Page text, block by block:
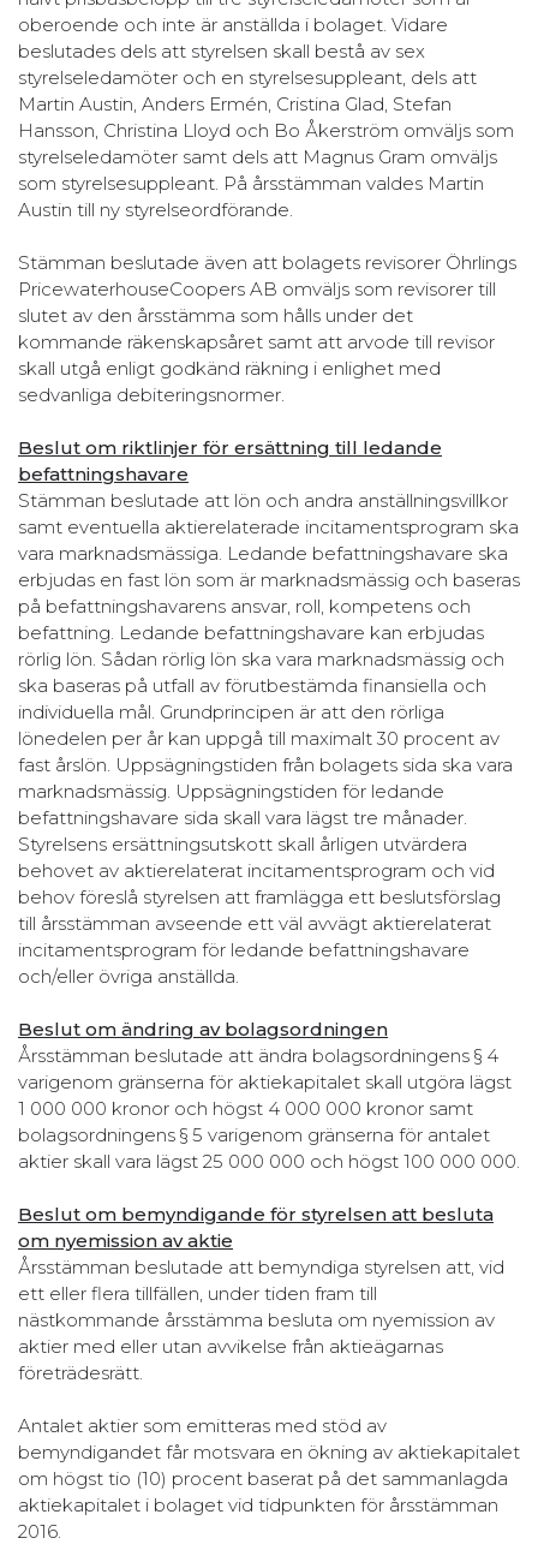
oberoende och inte är anställda i bolaget. Vidare
beslutades dels att styrelsen skall bestå av sex
styrelseledamöter och en styrelsesuppleant, dels att
Martin Austin, Anders Ermén, Cristina Glad, Stefan
Hansson, Christina Lloyd och Bo Åkerström omväljs som
styrelseledamöter samt dels att Magnus Gram omväljs
som styrelsesuppleant. På årsstämman valdes Martin
Austin till ny styrelseordförande.
Stämman beslutade även att bolagets revisorer Öhrlings
PricewaterhouseCoopers AB omväljs som revisorer till
slutet av den årsstämma som hålls under det
kommande räkenskapsåret samt att arvode till revisor
skall utgå enligt godkänd räkning i enlighet med
sedvanliga debiteringsnormer.
Beslut om riktlinjer för ersättning till ledande
befattningshavare
Stämman beslutade att lön och andra anställningsvillkor
samt eventuella aktierelaterade incitamentsprogram ska
vara marknadsmässiga. Ledande befattningshavare ska
erbjudas en fast lön som är marknadsmässig och baseras
på befattningshavarens ansvar, roll, kompetens och
befattning. Ledande befattningshavare kan erbjudas
rörlig lön. Sådan rörlig lön ska vara marknadsmässig och
ska baseras på utfall av förutbestämda finansiella och
individuella mål. Grundprincipen är att den rörliga
lönedelen per år kan uppgå till maximalt 30 procent av
fast årslön. Uppsägningstiden från bolagets sida ska vara
marknadsmässig. Uppsägningstiden för ledande
befattningshavare sida skall vara lägst tre månader.
Styrelsens ersättningsutskott skall årligen utvärdera
behovet av aktierelaterat incitamentsprogram och vid
behov föreslå styrelsen att framlägga ett beslutsförslag
till årsstämman avseende ett väl avvägt aktierelaterat
incitamentsprogram för ledande befattningshavare
och/eller övriga anställda.
Beslut om ändring av bolagsordningen
Årsstämman beslutade att ändra bolagsordningens § 4
varigenom gränserna för aktiekapitalet skall utgöra lägst
1 000 000 kronor och högst 4 000 000 kronor samt
bolagsordningens § 5 varigenom gränserna för antalet
aktier skall vara lägst 25 000 000 och högst 100 000 000.
Beslut om bemyndigande för styrelsen att besluta
om nyemission av aktie
Årsstämman beslutade att bemyndiga styrelsen att, vid
ett eller flera tillfällen, under tiden fram till
nästkommande årsstämma besluta om nyemission av
aktier med eller utan avvikelse från aktieägarnas
företrädesrätt.
Antalet aktier som emitteras med stöd av
bemyndigandet får motsvara en ökning av aktiekapitalet
om högst tio (10) procent baserat på det sammanlagda
aktiekapitalet i bolaget vid tidpunkten för årsstämman
2016.